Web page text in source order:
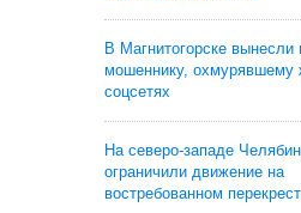
В Магнитогорске вынесли
мошеннику, охмурявшему
соцсетях
На северо-западе
ограничили движение на
востребованном